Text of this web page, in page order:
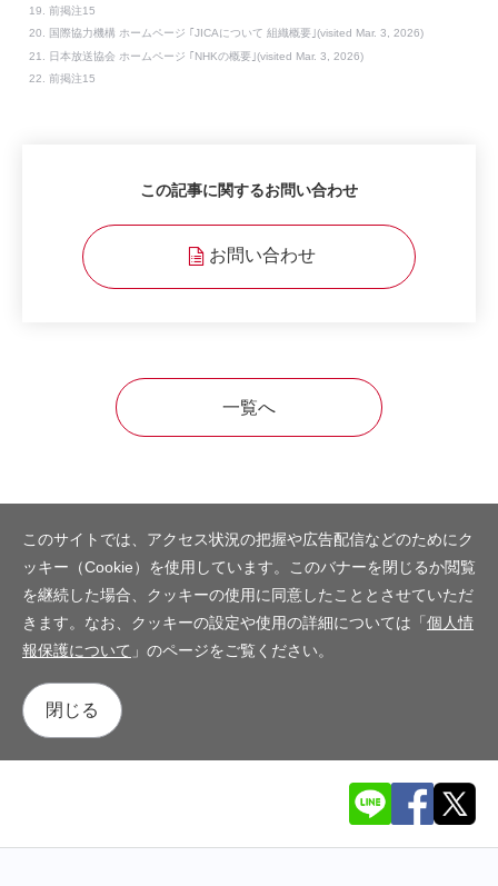
前掲注15
国際協力機構 ホームページ ｢JICAについて 組織概要｣(visited Mar. 3, 2026)
日本放送協会 ホームページ ｢NHKの概要｣(visited Mar. 3, 2026)
前掲注15
この記事に関するお問い合わせ
お問い合わせ
一覧へ
このサイトでは、アクセス状況の把握や広告配信などのためにク
ッキー（Cookie）を使用しています。このバナーを閉じるか閲覧
を継続した場合、クッキーの使用に同意したこととさせていただ
きます。なお、クッキーの設定や使用の詳細については「 個人情
報保護について 」のページをご覧ください。
閉じる